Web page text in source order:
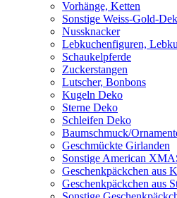
Vorhänge, Ketten
Sonstige Weiss-Gold-
Nussknacker
Lebkuchenfiguren,
Schaukelpferde
Zuckerstangen
Lutscher, Bonbons
Kugeln Deko
Sterne Deko
Schleifen Deko
Baumschmuck/
Geschmückte Girlanden
Sonstige American
Geschenkpäckchen aus
Geschenkpäckchen aus